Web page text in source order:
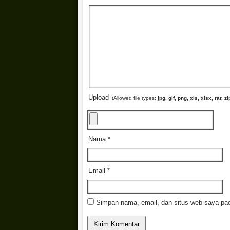
Upload (Allowed file types: jpg, gif, png, xls, xlsx, rar,
Nama *
Email *
Simpan nama, email, dan situs web saya